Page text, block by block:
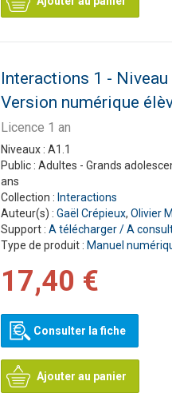
Interactions 1 - Niveau
Version numérique
Licence 1 an
Niveaux : A1.1
Public : Adultes - Grands
ans
Collection : Interactions
Auteur(s) : Gaël Crépieux, Olivier
Support : A télécharger / A
Type de produit : Manuel
17,40 €
Consulter la fiche
Ajouter au panier